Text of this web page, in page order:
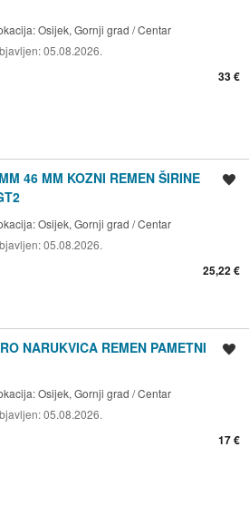
Osijek, Gornji grad / Centar
05.08.2026.
33 €
46 MM KOZNI REMEN ŠIRINE
Osijek, Gornji grad / Centar
05.08.2026.
25,22 €
NARUKVICA REMEN PAMETNI
Osijek, Gornji grad / Centar
05.08.2026.
17 €